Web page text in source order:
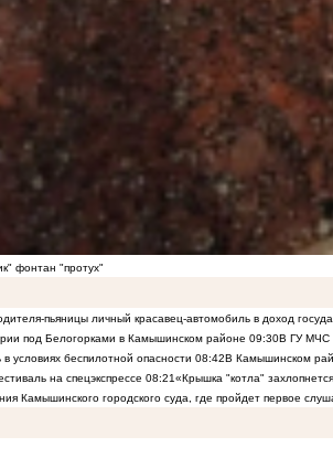
фонтан "протух"
пьяницы личный красавец-автомобиль в доход
под Белогорками в Камышинском районе 09:30В ГУ МЧС
условиях беспилотной опасности 08:42В Камышинском
на спецэкспрессе 08:21«Крышка "котла"
Камышинского городского суда, где пройдет первое